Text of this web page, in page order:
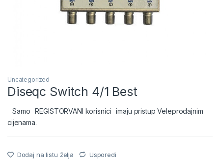
Uncategorized
Diseqc Switch 4/1 Best
Samo REGISTORVANI korisnici
imaju pristup Veleprodajnim
cijenama.
Dodaj na listu želja Usporedi